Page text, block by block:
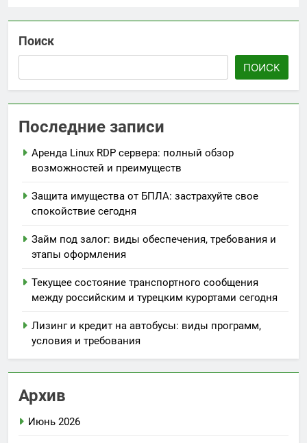
Поиск
ПОИСК
Последние записи
Аренда Linux RDP сервера: полный обзор
возможностей и преимуществ
Защита имущества от БПЛА: застрахуйте свое
спокойствие сегодня
Займ под залог: виды обеспечения, требования и
этапы оформления
Текущее состояние транспортного сообщения
между российским и турецким курортами сегодня
Лизинг и кредит на автобусы: виды программ,
условия и требования
Архив
Июнь 2026